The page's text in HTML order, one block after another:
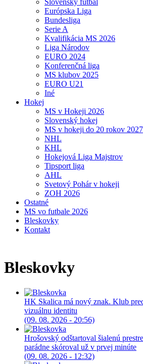
Slovenský futbal
Európska Liga
Bundesliga
Serie A
Kvalifikácia MS 2026
Liga Národov
EURO 2024
Konferenčná liga
MS klubov 2025
EURO U21
Iné
Hokej
MS v Hokeji 2026
Slovenský hokej
MS v hokeji do 20 rokov 2027
NHL
KHL
Hokejová Liga Majstrov
Tipsport liga
AHL
Svetový Pohár v hokeji
ZOH 2026
Ostatné
MS vo futbale 2026
Bleskovky
Kontakt
Bleskovky
HK Skalica má nový znak. Klub
vizuálnu identitu
(09. 08. 2026 - 20:56)
Hrošovský odštartoval šialenú
parádne skóroval už v prvej minúte
(09. 08. 2026 - 12:32)